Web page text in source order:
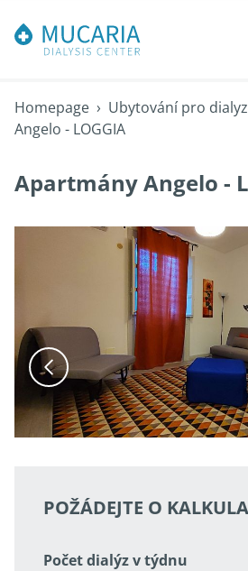
Homepage › Ubytování pro
Angelo - LOGGIA
Apartmány Angelo -
POŽÁDEJTE O
Počet dialýz v týdnu